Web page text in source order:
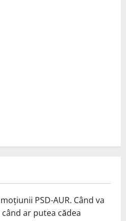
PSD-AUR. Când va
ar putea cădea